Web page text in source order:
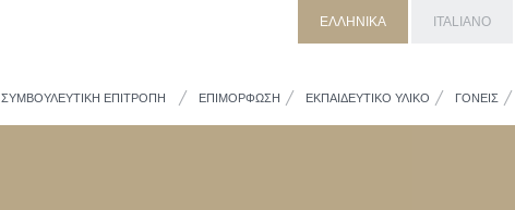
ΕΛΛΗΝΙΚΑ ITALIANO
ΣΥΜΒΟΥΛΕΥΤΙΚΗ ΕΠΙΤΡΟΠΗ ΕΠΙΜΟΡΦΩΣΗ ΕΚΠΑΙΔΕΥΤΙΚΟ ΥΛΙΚΟ ΓΟΝΕΙΣ